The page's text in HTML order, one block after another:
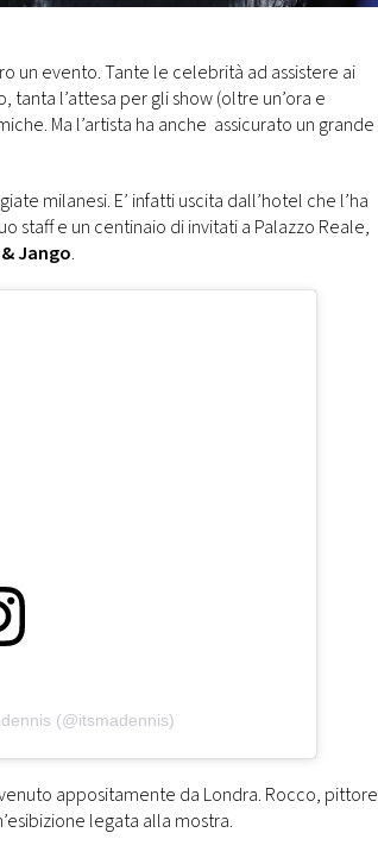
un evento. Tante le celebrità ad assistere ai
l’attesa per gli show (oltre un’ora e
Ma l’artista ha anche assicurato un grande
milanesi. E’ infatti uscita dall’hotel che l’ha
staff e un centinaio di invitati a Palazzo Reale,
Jango.
(@itsmadennis)
appositamente da Londra. Rocco, pittore
legata alla mostra.